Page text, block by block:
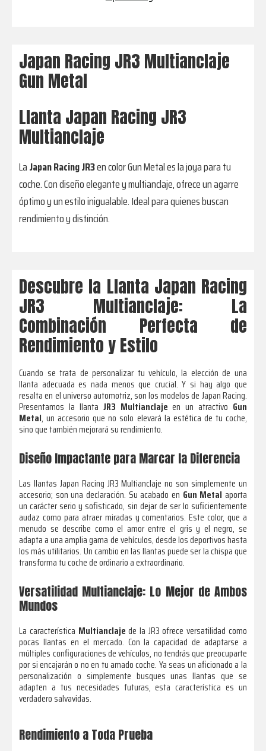
Japan Racing JR3 Multianclaje
Gun Metal
Llanta Japan Racing JR3
Multianclaje
LaJapan Racing JR3en color Gun Metal es la joya para tu
coche. Con diseño elegante y multianclaje, ofrece un agarre
óptimo y un estilo inigualable. Ideal para quienes buscan
rendimiento y distinción.
Descubre la Llanta Japan Racing
JR3 Multianclaje: La
Combinación Perfecta de
Rendimiento y Estilo
Cuando se trata de personalizar tu vehículo, la elección de una
llanta adecuada es nada menos que crucial. Y si hay algo que
resalta en el universo automotriz, son los modelos de Japan Racing.
Presentamos la llanta JR3 Multianclaje en un atractivo Gun
Metal, un accesorio que no solo elevará la estética de tu coche,
sino que también mejorará su rendimiento.
Diseño Impactante para Marcar la Diferencia
Las llantas Japan Racing JR3 Multianclaje no son simplemente un
accesorio; son una declaración. Su acabado en Gun Metal aporta
un carácter serio y sofisticado, sin dejar de ser lo suficientemente
audaz como para atraer miradas y comentarios. Este color, que a
menudo se describe como el amor entre el gris y el negro, se
adapta a una amplia gama de vehículos, desde los deportivos hasta
los más utilitarios. Un cambio en las llantas puede ser la chispa que
transforma tu coche de ordinario a extraordinario.
Versatilidad Multianclaje: Lo Mejor de Ambos
Mundos
La característica Multianclaje de la JR3 ofrece versatilidad como
pocas llantas en el mercado. Con la capacidad de adaptarse a
múltiples configuraciones de vehículos, no tendrás que preocuparte
por si encajarán o no en tu amado coche. Ya seas un aficionado a la
personalización o simplemente busques unas llantas que se
adapten a tus necesidades futuras, esta característica es un
verdadero salvavidas.
Rendimiento a Toda Prueba